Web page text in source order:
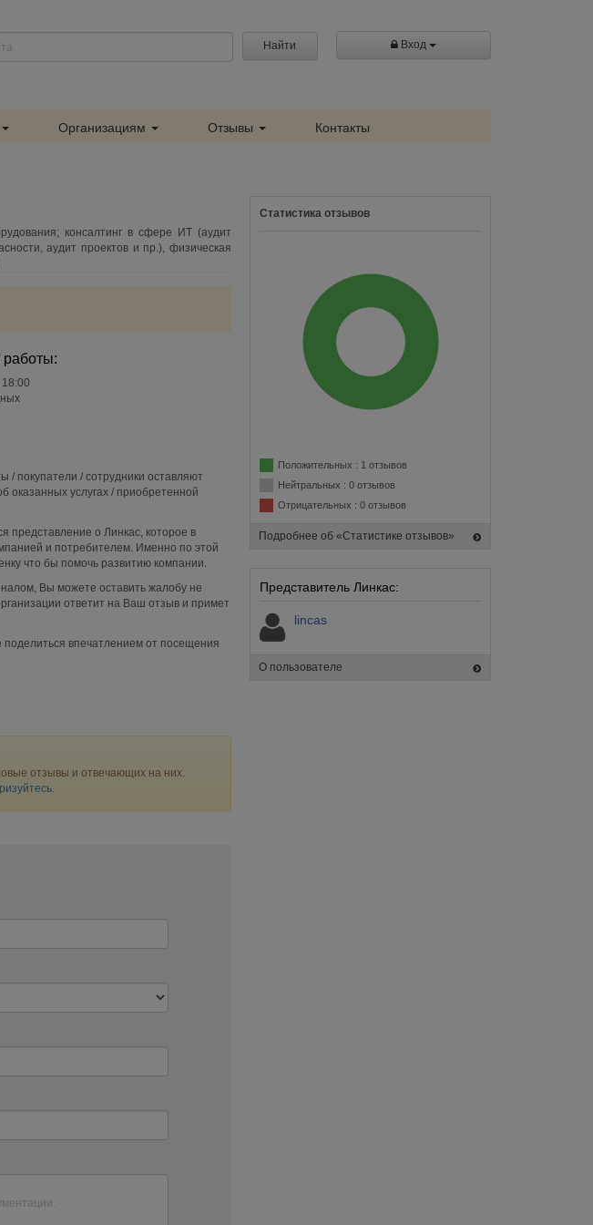
Найти Вход
Организациям Отзывы Контакты
консалтинг в сфере ИТ (аудит
аудит проектов и пр.), физическая
покупатели / сотрудники оставляют
оказанных услугах / приобретенной
о Линкас, которое в
и потребителем. Именно по этой
что бы помочь развитию компании.
Вы можете оставить жалобу не
ответит на Ваш отзыв и примет
впечатлением от посещения
Статистика отзывов
Положительных : 1 отзывов
Нейтральных : 0 отзывов
Отрицательных : 0 отзывов
Подробнее об «Статистике отзывов»
Представитель Линкас:
lincas
О пользователе
отзывы и отвечающих на них.
.